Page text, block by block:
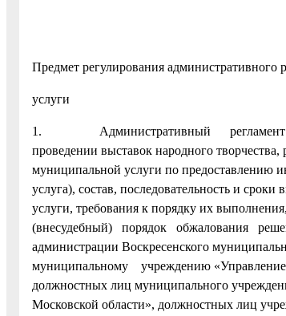
Предмет регулирования административного
услуги
1. Административный регламент
проведении выставок народного творчества,
муниципальной услуги по предоставлению
услуга), состав, последовательность и
услуги, требования к порядку их
(внесудебный) порядок обжалования
администрации Воскресенского
муниципальному учреждению «Управление
должностных лиц муниципального
Московской области», должностных лиц